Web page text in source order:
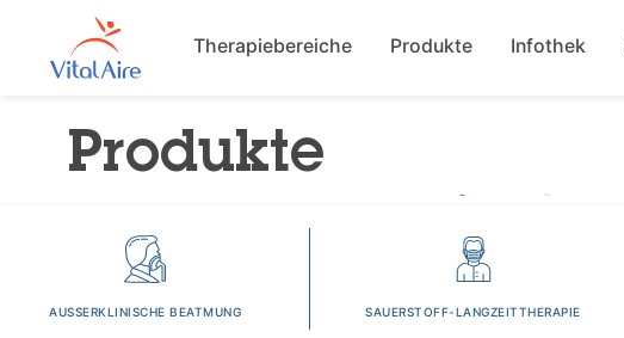
Main navigation
Therapiebereiche Produkte Infothek
Produkte
AUSSERKLINISCHE BEATMUNG SAUERSTOFF-LANGZEITTHERAPIE